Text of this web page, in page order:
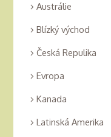
Austrálie
Blízký východ
Česká Repulika
Evropa
Kanada
Latinská Amerika